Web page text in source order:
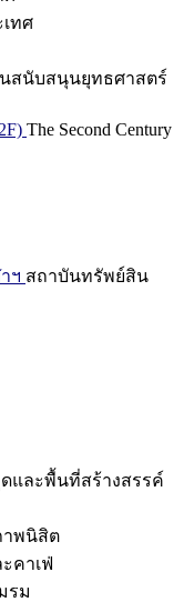
ทศ
สนับสนุนยุทธศาสตร์
The Second Century
ฯ สถาบันทรัพย์สิน
และพื้นที่สร้างสรรค์
พนิสิต
คาเฟ่
รม